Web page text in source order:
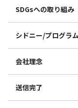
SDGsへの取り組み
シドニー/プログラ
会社理念
送信完了